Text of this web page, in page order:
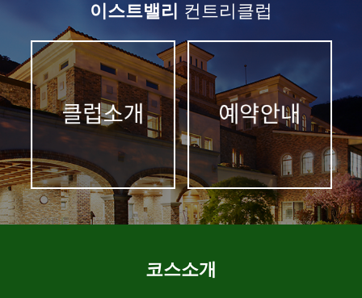
이스트밸리 컨트리클럽
코스소개